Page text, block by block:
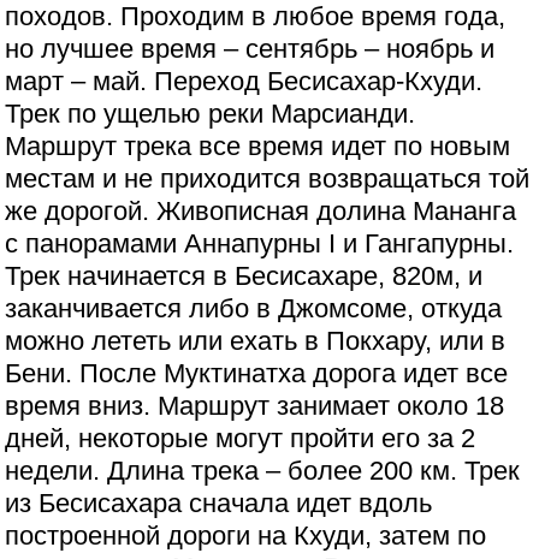
походов. Проходим в любое время года,
но лучшее время – сентябрь – ноябрь и
март – май. Переход Бесисахар-Кхуди.
Трек по ущелью реки Марсианди.
Маршрут трека все время идет по новым
местам и не приходится возвращаться той
же дорогой. Живописная долина Мананга
с панорамами Аннапурны I и Гангапурны.
Трек начинается в Бесисахаре, 820м, и
заканчивается либо в Джомсоме, откуда
можно лететь или ехать в Покхару, или в
Бени. После Муктинатха дорога идет все
время вниз. Маршрут занимает около 18
дней, некоторые могут пройти его за 2
недели. Длина трека – более 200 км. Трек
из Бесисахара сначала идет вдоль
построенной дороги на Кхуди, затем по